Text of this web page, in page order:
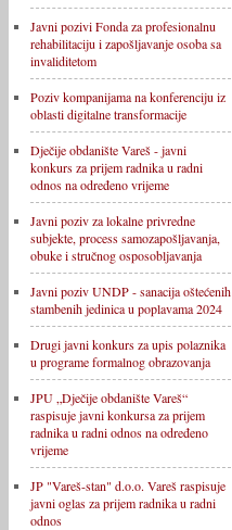
Javni pozivi Fonda za profesionalnu
rehabilitaciju i zapošljavanje osoba sa
invaliditetom
Poziv kompanijama na konferenciju iz
oblasti digitalne transformacije
Dječije obdanište Vareš - javni
konkurs za prijem radnika u radni
odnos na određeno vrijeme
Javni poziv za lokalne privredne
subjekte, process samozapošljavanja,
obuke i stručnog osposobljavanja
Javni poziv UNDP - sanacija oštećenih
stambenih jedinica u poplavama 2024
Drugi javni konkurs za upis polaznika
u programe formalnog obrazovanja
JPU „Dječije obdanište Vareš“
raspisuje javni konkursa za prijem
radnika u radni odnos na određeno
vrijeme
JP "Vareš-stan" d.o.o. Vareš raspisuje
javni oglas za prijem radnika u radni
odnos